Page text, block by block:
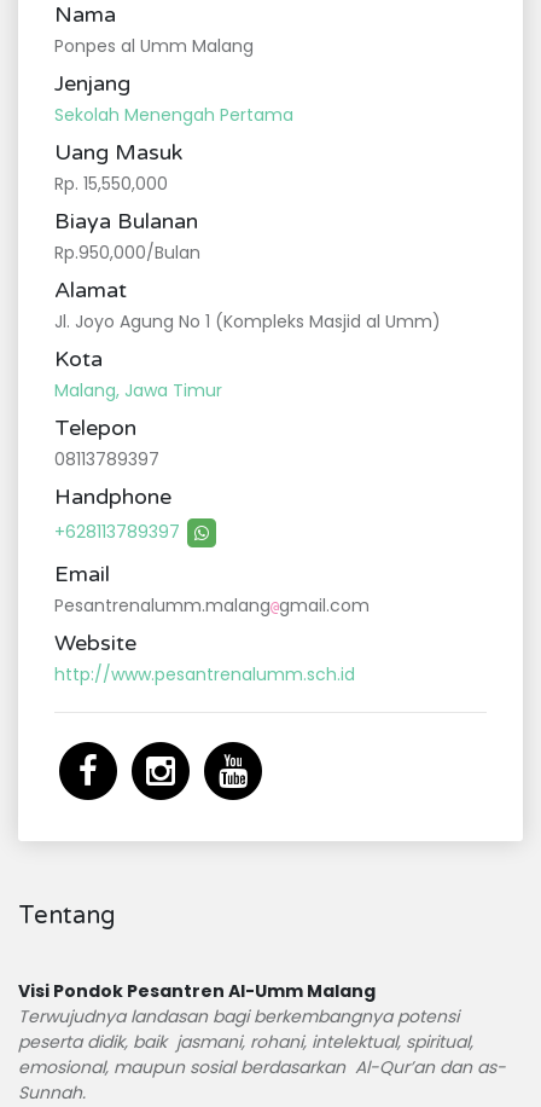
Tentang
Visi Pondok Pesantren Al-Umm Malang
Terwujudnya landasan bagi berkembangnya potensi
peserta didik, baik jasmani, rohani, intelektual, spiritual,
emosional, maupun sosial berdasarkan Al-Qur’an dan as-
Sunnah.
Nama
Ponpes al Umm Malang
Jenjang
Sekolah Menengah Pertama
Uang Masuk
Rp. 15,550,000
Biaya Bulanan
Rp.950,000/Bulan
Alamat
Jl. Joyo Agung No 1 (Kompleks Masjid al Umm)
Kota
Malang, Jawa Timur
Telepon
08113789397
Handphone
+628113789397
Email
Pesantrenalumm.malang@gmail.com
Website
http://www.pesantrenalumm.sch.id